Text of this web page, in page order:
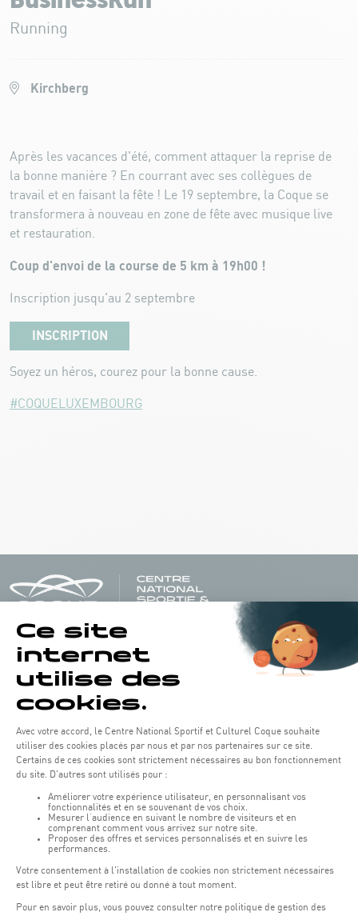
Running
Kirchberg
Après les vacances d'été, comment attaquer la reprise de
la bonne manière ? En courrant avec ses collègues de
travail et en faisant la fête ! Le 19 septembre, la Coque se
transformera à nouveau en zone de fête avec musique live
et restauration.
Coup d'envoi de la course de 5 km à 19h00 !
Inscription jusqu'au 2 septembre
INSCRIPTION
Soyez un héros, courez pour la bonne cause.
#COQUELUXEMBOURG
Lundi - vendredi : 06h30 - 22h00
Weekend : 07h30 - 19h00
Pensez à vous informer des horaires d'ouverture de chaque activité.
Accès :
COQUE • 2 rue Léon Hengen, Luxembourg (L-1745)